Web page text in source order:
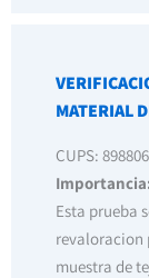
MATERIAL
CUPS: 898806
Esta prueba
revaloracion
muestra de